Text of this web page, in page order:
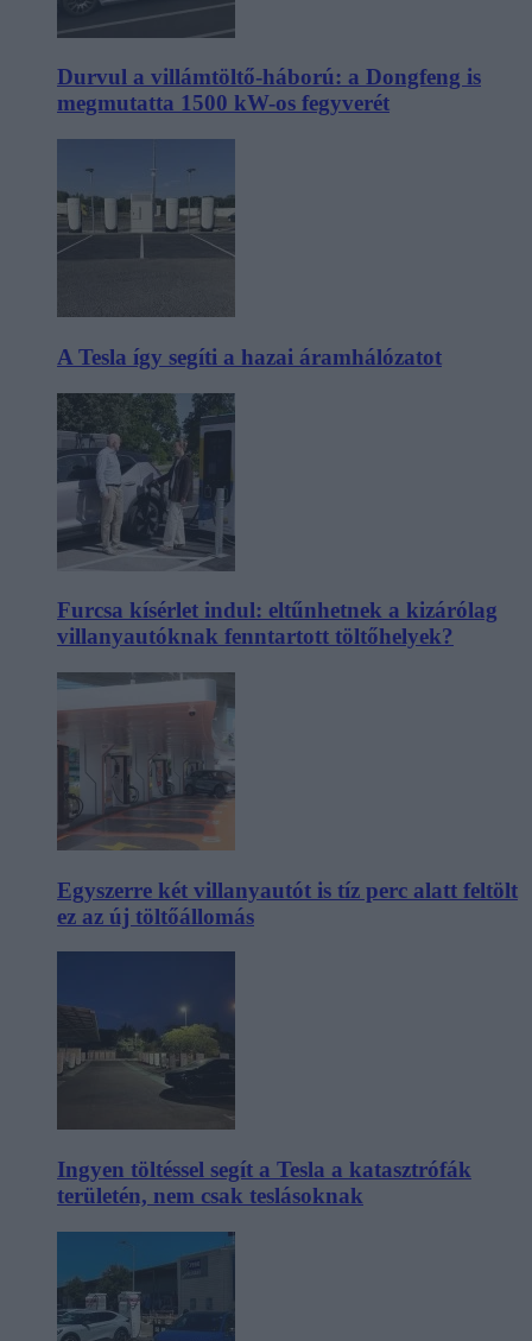
Durvul a villámtöltő-háború: a Dongfeng is
megmutatta 1500 kW-os fegyverét
A Tesla így segíti a hazai áramhálózatot
Furcsa kísérlet indul: eltűnhetnek a kizárólag
villanyautóknak fenntartott töltőhelyek?
Egyszerre két villanyautót is tíz perc alatt feltölt
ez az új töltőállomás
Ingyen töltéssel segít a Tesla a katasztrófák
területén, nem csak teslásoknak